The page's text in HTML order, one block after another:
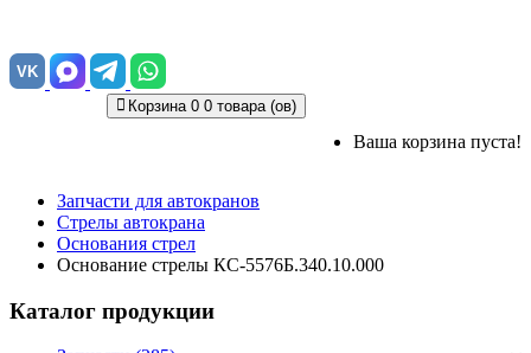
VK
Корзина 0 0 товара (ов)
Ваша корзина пуста!
Запчасти для автокранов
Стрелы автокрана
Основания стрел
Основание стрелы КС-5576Б.340.10.000
Каталог продукции